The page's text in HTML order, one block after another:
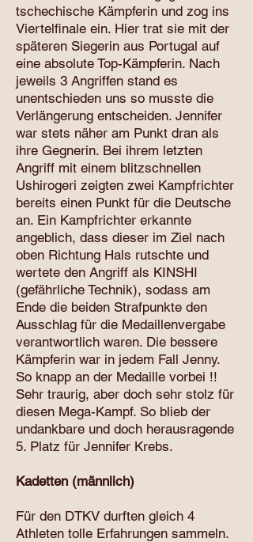
tschechische Kämpferin und zog ins
Viertelfinale ein. Hier trat sie mit der
späteren Siegerin aus Portugal auf
eine absolute Top-Kämpferin. Nach
jeweils 3 Angriffen stand es
unentschieden uns so musste die
Verlängerung entscheiden. Jennifer
war stets näher am Punkt dran als
ihre Gegnerin. Bei ihrem letzten
Angriff mit einem blitzschnellen
Ushirogeri zeigten zwei Kampfrichter
bereits einen Punkt für die Deutsche
an. Ein Kampfrichter erkannte
angeblich, dass dieser im Ziel nach
oben Richtung Hals rutschte und
wertete den Angriff als KINSHI
(gefährliche Technik), sodass am
Ende die beiden Strafpunkte den
Ausschlag für die Medaillenvergabe
verantwortlich waren. Die bessere
Kämpferin war in jedem Fall Jenny.
So knapp an der Medaille vorbei !!
Sehr traurig, aber doch sehr stolz für
diesen Mega-Kampf. So blieb der
undankbare und doch herausragende
5. Platz für Jennifer Krebs.
Kadetten (männlich)
Für den DTKV durften gleich 4
Athleten tolle Erfahrungen sammeln.